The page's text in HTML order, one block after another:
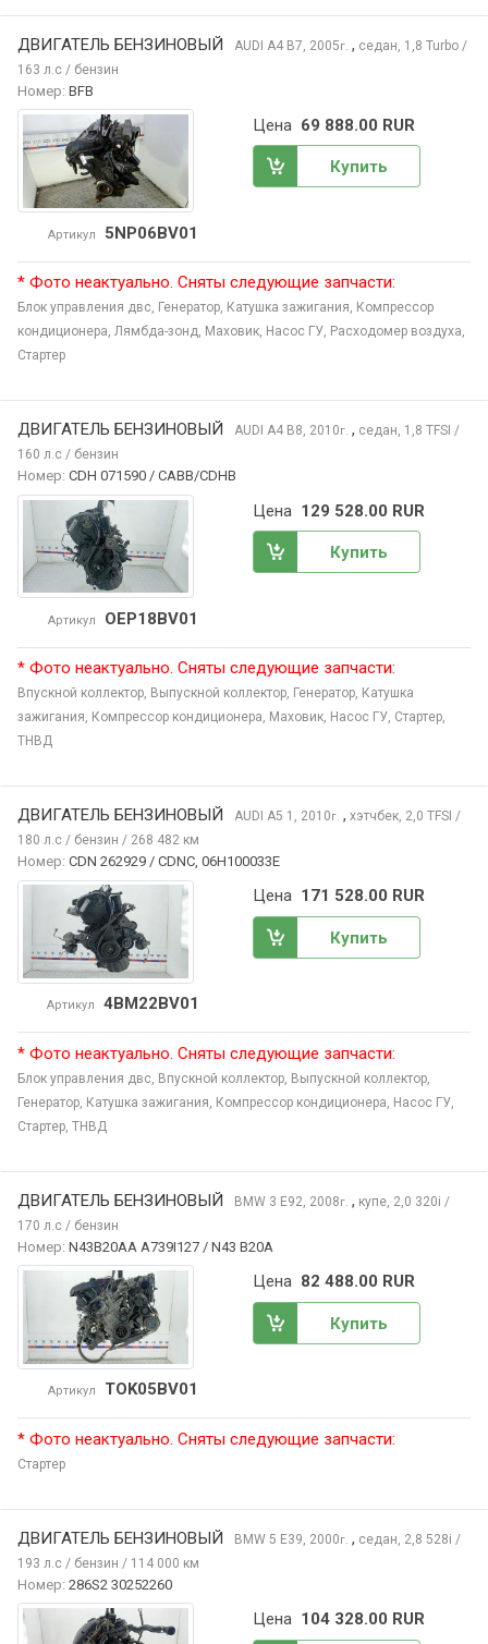
ДВИГАТЕЛЬ БЕНЗИНОВЫЙ AUDI A4 B7, 2005г. , седан, 1,8 Turbo /
163 л.с / бензин
Номер: BFB
Артикул 5NP06BV01
Цена 69 888.00 RUR
Купить
* Фото неактуально. Сняты следующие запчасти:
Блок управления двс, Генератор, Катушка зажигания, Компрессор
кондиционера, Лямбда-зонд, Маховик, Насос ГУ, Расходомер воздуха,
Стартер
ДВИГАТЕЛЬ БЕНЗИНОВЫЙ AUDI A4 B8, 2010г. , седан, 1,8 TFSI /
160 л.с / бензин
Номер: CDH 071590 / CABB/CDHB
Артикул OEP18BV01
Цена 129 528.00 RUR
Купить
* Фото неактуально. Сняты следующие запчасти:
Впускной коллектор, Выпускной коллектор, Генератор, Катушка
зажигания, Компрессор кондиционера, Маховик, Насос ГУ, Стартер,
ТНВД
ДВИГАТЕЛЬ БЕНЗИНОВЫЙ AUDI A5 1, 2010г. , хэтчбек, 2,0 TFSI /
180 л.с / бензин / 268 482 км
Номер: CDN 262929 / CDNC, 06H100033E
Артикул 4BM22BV01
Цена 171 528.00 RUR
Купить
* Фото неактуально. Сняты следующие запчасти:
Блок управления двс, Впускной коллектор, Выпускной коллектор,
Генератор, Катушка зажигания, Компрессор кондиционера, Насос ГУ,
Стартер, ТНВД
ДВИГАТЕЛЬ БЕНЗИНОВЫЙ BMW 3 E92, 2008г. , купе, 2,0 320i /
170 л.с / бензин
Номер: N43B20AA A739I127 / N43 B20A
Артикул TOK05BV01
Цена 82 488.00 RUR
Купить
* Фото неактуально. Сняты следующие запчасти:
Стартер
ДВИГАТЕЛЬ БЕНЗИНОВЫЙ BMW 5 E39, 2000г. , седан, 2,8 528i /
193 л.с / бензин / 114 000 км
Номер: 286S2 30252260
Цена 104 328.00 RUR